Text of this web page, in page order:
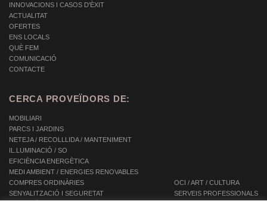
INNOVACIONS I CASOS D'ÈXIT
ACTUALITAT
OFERTES
ENS LOCALS
QUÈ FEM
COMUNICACIÓ
CONTACTE
CERCA PROVEÏDORS DE:
MOBILIARI
PARCS I JARDINS
NETEJA / RECOLLLIDA / MANTENIMENT
IL.LUMINACIÓ / SO
EFICIÈNCIA ENERGÈTICA
MEDI AMBIENT / ENERGIES RENOVABLES
COMPRES ORDINÀRIES
SENYALITZACIÓ I SEGURETAT
OCI / ART / CULTURA
SERVEIS PROFESSIONALS